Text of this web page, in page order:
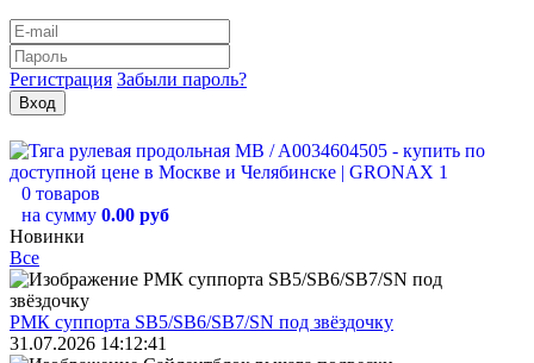
Регистрация Забыли пароль?
0 товаров
на сумму 0.00 руб
Новинки
Все
РМК суппорта SB5/SB6/SB7/SN под звёздочку
31.07.2026 14:12:41